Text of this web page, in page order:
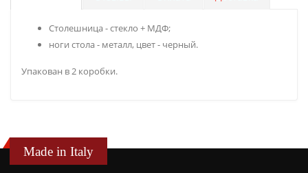
Столешница - стекло + МДФ;
ноги стола - металл, цвет - черный.
Упакован в 2 коробки.
Made in Italy